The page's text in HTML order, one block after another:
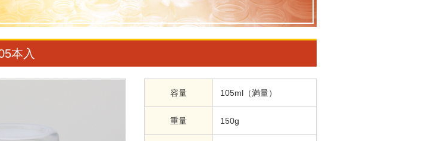
本入
容量 105ml（満量）
重量 150g